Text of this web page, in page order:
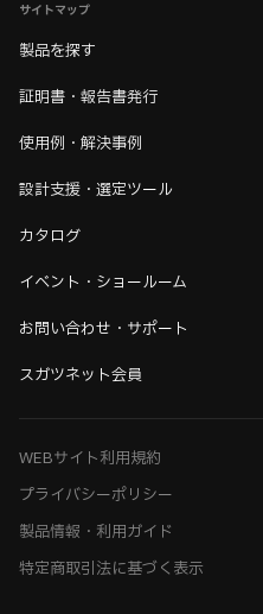
サイトマップ
製品を探す
証明書・報告書発行
使用例・解決事例
設計支援・選定ツール
カタログ
イベント・ショールーム
お問い合わせ・サポート
スガツネット会員
WEBサイト利用規約
プライバシーポリシー
製品情報・利用ガイド
特定商取引法に基づく表示